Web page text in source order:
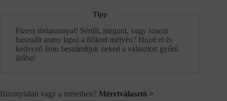
Tipp
Fizess törtarannyal! Sérült, megunt, vagy sosem
használt arany lapul a fiókod mélyén? Hozd el és
kedvező áron beszámítjuk neked a választott gyűrű
árába!
Bizonytalan vagy a méretben? Méretválasztó >